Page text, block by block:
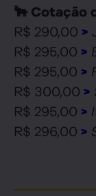
🐂 Cotação
R$ 290,00 >
R$ 295,00 >
R$ 295,00 >
R$ 300,00 >
R$ 295,00 >
R$ 296,00 >